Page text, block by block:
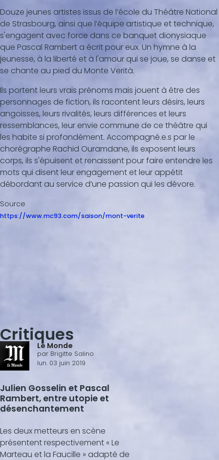
Douze jeunes artistes issus de l’école du Théâtre National
de Strasbourg, ainsi que l’équipe artistique et technique,
s'engagent avec force dans ce banquet dionysiaque
que Pascal Rambert a écrit pour eux. Un hymne à la
jeunesse, à la liberté et à l'amour qui se joue, se danse et
se chante au pied du Monte Verità.
Ils portent leurs vrais prénoms mais jouent à être des
personnages de fiction, ils racontent leurs désirs, leurs
angoisses, leurs rivalités, leurs différences et leurs
ressemblances, leur envie commune de ce théâtre qui
les habite si profondément. Accompagné.e.s par le
chorégraphe Rachid Ouramdane, ils exposent leurs
corps, ils s'épuisent et renaissent pour faire entendre les
mots qui disent leur engagement et leur appétit
débordant au service d’une passion qui les dévore.
Source
https://www.mc93.com/saison/mont-verite
Critiques
Le Monde
par Brigitte Salino
lun. 03 juin 2019
Julien Gosselin et Pascal
Rambert, entre utopie et
désenchantement
Les deux metteurs en scène
présentent respectivement « Le
Marteau et la Faucille » adapté de